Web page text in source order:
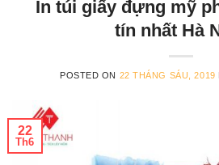
In túi giấy đựng mỹ
tín nhất Hà
POSTED ON 22 THÁNG SÁU, 2019
22
Th6